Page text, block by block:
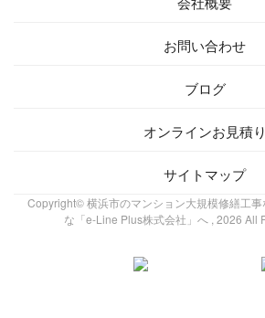
お問い合わせ
ブログ
オンラインお見積り
サイトマップ
Copyright© 横浜市のマンション大規模修繕工
な「e-Line Plus株式会社」へ , 2026 All